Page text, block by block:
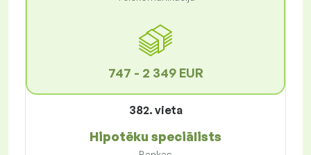
747 - 2 349 EUR
382. vieta
Hipotēku speciālists